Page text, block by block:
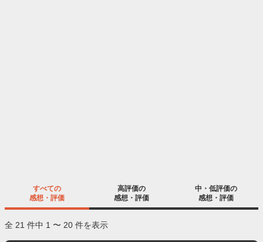
すべての
感想・評価
高評価の
感想・評価
中・低評価の
感想・評価
全 21 件中 1 〜 20 件を表示